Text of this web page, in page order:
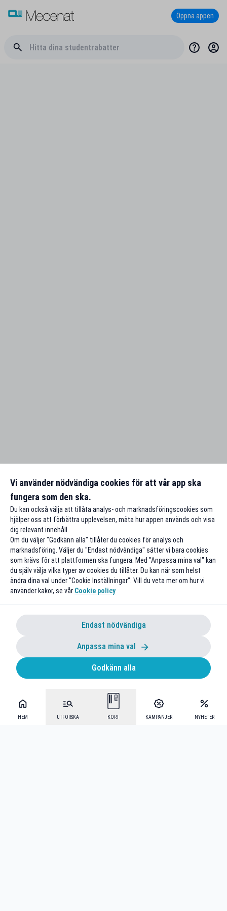
HEM UTFORSKA KORT KAMPANJER NYHETER
Öppna appen
Vi använder nödvändiga cookies för att vår app ska
fungera som den ska.
Du kan också välja att tillåta analys- och marknadsföringscookies som
hjälper oss att förbättra upplevelsen, mäta hur appen används och visa
dig relevant innehåll.
Om du väljer "Godkänn alla" tillåter du cookies för analys och
marknadsföring. Väljer du "Endast nödvändiga" sätter vi bara cookies
som krävs för att plattformen ska fungera. Med "Anpassa mina val" kan
du själv välja vilka typer av cookies du tillåter. Du kan när som helst
ändra dina val under "Cookie Inställningar". Vill du veta mer om hur vi
använder kakor, se vår Cookie policy
Endast nödvändiga
Anpassa mina val
Godkänn alla